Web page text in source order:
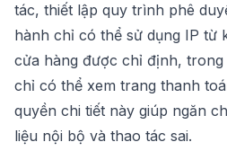
tác, thiết lập quy trình phê
hành chỉ có thể sử dụng IP từ
cửa hàng được chỉ định,
chỉ có thể xem trang thanh
quyền chi tiết này giúp ngăn
liệu nội bộ và thao tác sai.